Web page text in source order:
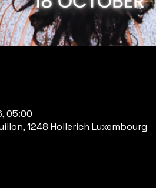
05:00
1248 Hollerich Luxembourg